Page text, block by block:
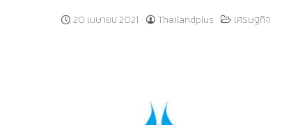
20 เมษายน 2021 Thailandplus เศรษฐกิจ